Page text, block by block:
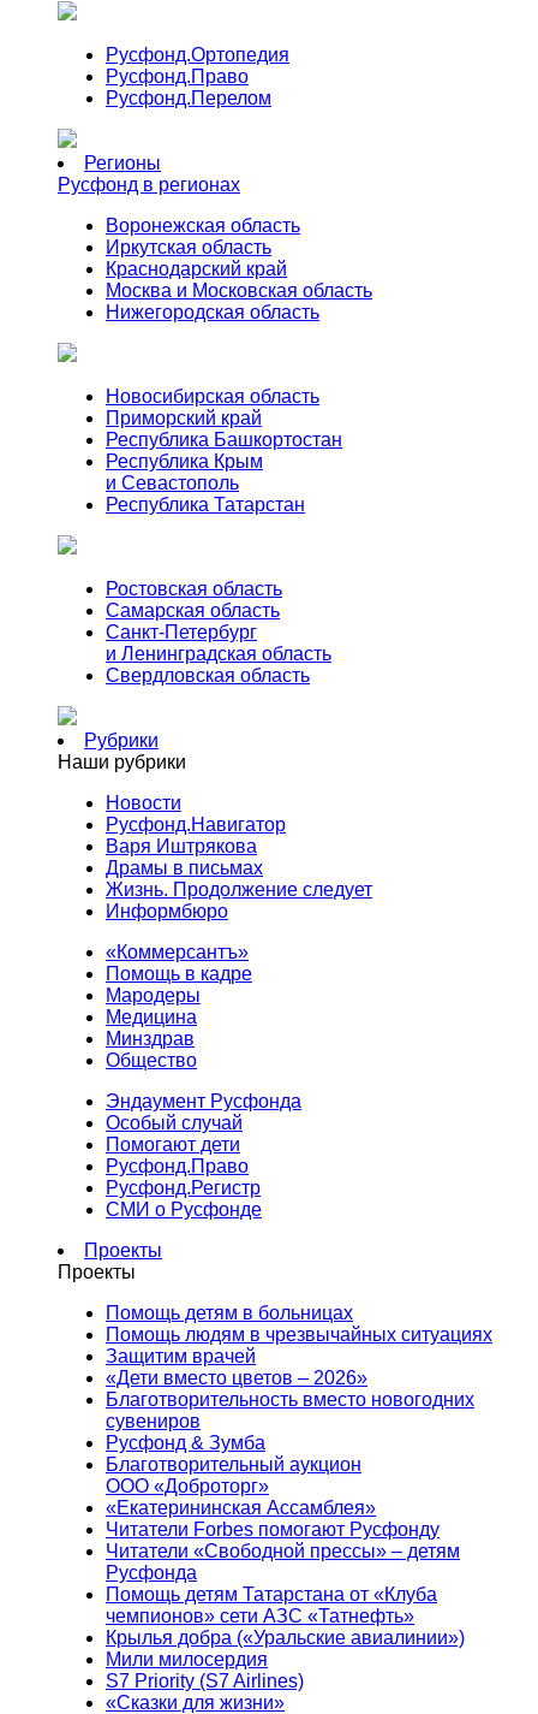
Русфонд.Ортопедия
Русфонд.Право
Русфонд.Перелом
Регионы
Русфонд в регионах
Воронежская область
Иркутская область
Краснодарский край
Москва и Московская область
Нижегородская область
Новосибирская область
Приморский край
Республика Башкортостан
Республика Крым
и Севастополь
Республика Татарстан
Ростовская область
Самарская область
Санкт-Петербург
и Ленинградская область
Свердловская область
Рубрики
Наши рубрики
Новости
Русфонд.Навигатор
Варя Иштрякова
Драмы в письмах
Жизнь. Продолжение следует
Информбюро
«Коммерсантъ»
Помощь в кадре
Мародеры
Медицина
Минздрав
Общество
Эндаумент Русфонда
Особый случай
Помогают дети
Русфонд.Право
Русфонд.Регистр
СМИ о Русфонде
Проекты
Проекты
Помощь детям в больницах
Помощь людям в чрезвычайных ситуациях
Защитим врачей
«Дети вместо цветов – 2026»
Благотворительность вместо новогодних
сувениров
Русфонд & Зумба
Благотворительный аукцион
ООО «Доброторг»
«Екатерининская Ассамблея»
Читатели Forbes помогают Русфонду
Читатели «Свободной прессы» – детям
Русфонда
Помощь детям Татарстана от «Клуба
чемпионов» сети АЗС «Татнефть»
Крылья добра («Уральские авиалинии»)
Мили милосердия
S7 Priority (S7 Airlines)
«Сказки для жизни»